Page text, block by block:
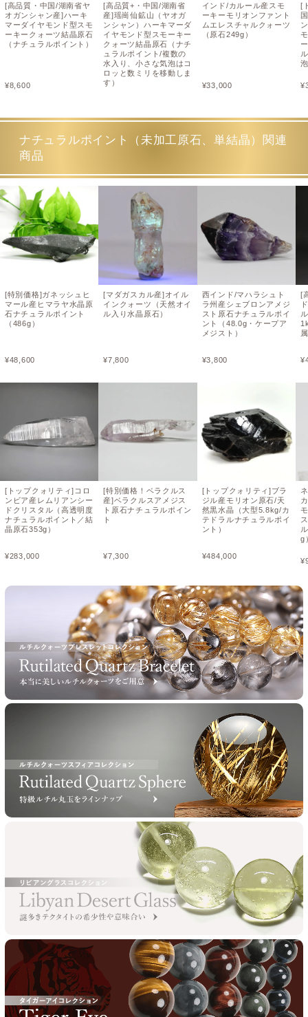
[高品質・中国/湖南省ヤ
オガンシャン産]ハーキ
マーダイヤモンド型スモ
ーキークォーツ結晶原石
（ナチュラルポイント）
¥8,600
[高品質+・中国/湖南省
産]瑶崗仙鉱山（ヤオガ
ンシャン）ハーキマーダ
イヤモンド型スモーキー
クォーツ結晶原石（ナチ
ュラルポイント/複数の
水入り、小さな気泡はコ
ロッと数ミリを移動しま
す）
インド/カルール産スモ
ーキーモリオンファント
ムエレスチャルクォーツ
（原石249g）
¥33,000
[
¥
ナチュラルポイント（未加工原石、単結晶）関連
商品
[特別価格]ガネッシュヒ
マール産ヒマラヤ水晶原
石ナチュラルポイント
（486g）
¥48,600
[トップクォリティ]コロ
ンビア産レムリアンシー
ドクリスタル（高透明度
ナチュラルポイント／結
晶原石353g）
¥283,000
[マダガスカル産]オイル
インクォーツ（天然オイ
ル入り水晶原石）
¥7,800
[特別価格！ベラクルス
産]ベラクルスアメジス
ト原石ナチュラルポイン
ト
¥7,300
西インド/マハラシュト
ラ州産シェブロンアメジ
スト原石ナチュラルポイ
ント（48.0g・ケープア
メジスト）
¥3,800
[トップクォリティ]ブラ
ジル産モリオン原石/天
然黒水晶（大型5.8kg/カ
テドラルナチュラルポイ
ント）
¥484,000
[
¥
g
¥